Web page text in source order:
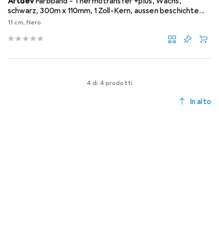
schwarz, 300m x 110mm, 1 Zoll-Kern, aussen beschichte...
11 cm, Nero
4 di 4 prodotti
In alto